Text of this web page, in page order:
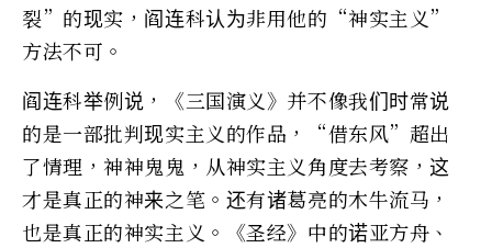
裂”的现实，阎连科认为非用他的“神实主义”
方法不可。
阎连科举例说，《三国演义》并不像我们时常说
的是一部批判现实主义的作品，“借东风”超出
了情理，神神鬼鬼，从神实主义角度去考察，这
才是真正的神来之笔。还有诸葛亮的木牛流马，
也是真正的神实主义。《圣经》中的诺亚方舟、